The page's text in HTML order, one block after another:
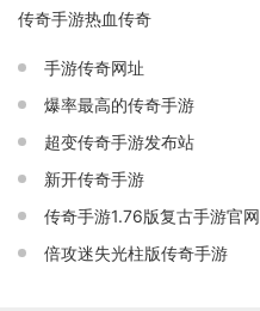
传奇手游热血传奇
手游传奇网址
爆率最高的传奇手游
超变传奇手游发布站
新开传奇手游
传奇手游1.76版复古手游官网
倍攻迷失光柱版传奇手游